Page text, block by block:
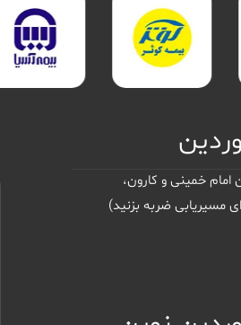
امام خمینی و کارون،